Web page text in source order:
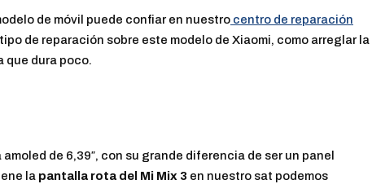
de móvil puede confiar en nuestro centro de reparación
de reparación sobre este modelo de Xiaomi, como arreglar la
que dura poco.
de 6,39″, con su grande diferencia de ser un panel
la pantalla rota del Mi Mix 3 en nuestro sat podemos